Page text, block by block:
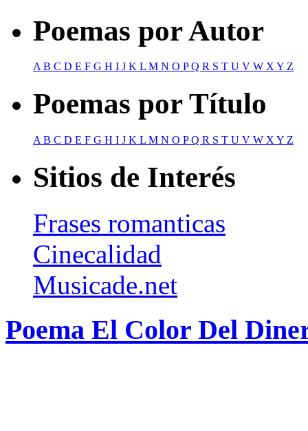
Poemas por Autor
AB C D E F G H I J K L M N O PQ R S T U V W XY Z
Poemas por Título
A B C D E F G H I J K L M N O PQ R S T U V W X Y Z
Sitios de Interés
Frases romanticas
Cinecalidad
Musicade.net
Poema El Color Del